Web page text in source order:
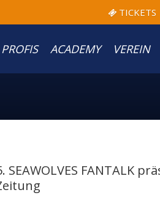
TICKETS
PROFIS ACADEMY VEREIN
SEAWOLVES FANTALK